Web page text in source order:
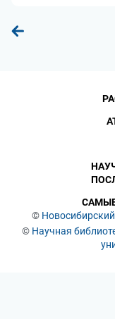
©
© Научная